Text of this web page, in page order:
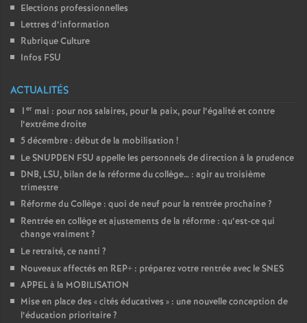
Elections professionnelles
Lettres d’information
Rubrique Culture
Infos FSU
ACTUALITÉS
1 er mai : pour nos salaires, pour la paix, pour l’égalité et contre
l’extrême droite
5 décembre : début de la mobilisation !
Le SNUPDEN FSU appelle les personnels de direction à la prudence
DNB, LSU, bilan de la réforme du collège… : agir au troisième
trimestre
Réforme du Collège : quoi de neuf pour la rentrée prochaine?
Rentrée en collège et ajustements de la réforme : qu’est-ce qui
change vraiment?
Le retraité, ce nanti ?
Nouveaux affectés en REP+ : préparez votre rentrée avec le SNES
APPEL à la MOBILISATION
Mise en place des «cités éducatives » : une nouvelle conception de
l’éducation prioritaire?